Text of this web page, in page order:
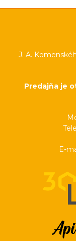
J. A.
Predajňa je
E-